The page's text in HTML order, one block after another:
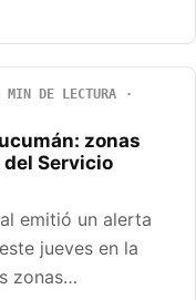
MIN DE LECTURA
zonas
Servicio
emitió un alerta
jueves en la
zonas…